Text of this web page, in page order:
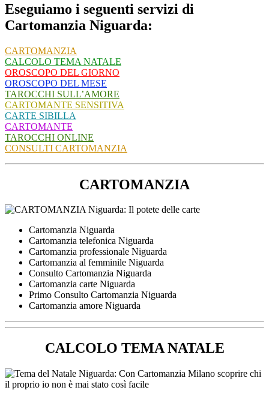
Eseguiamo i seguenti servizi di
Cartomanzia Niguarda:
CARTOMANZIA
CALCOLO TEMA NATALE
OROSCOPO DEL GIORNO
OROSCOPO DEL MESE
TAROCCHI SULL’AMORE
CARTOMANTE SENSITIVA
CARTE SIBILLA
CARTOMANTE
TAROCCHI ONLINE
CONSULTI CARTOMANZIA
CARTOMANZIA
Cartomanzia Niguarda
Cartomanzia telefonica Niguarda
Cartomanzia professionale Niguarda
Cartomanzia al femminile Niguarda
Consulto Cartomanzia Niguarda
Cartomanzia carte Niguarda
Primo Consulto Cartomanzia Niguarda
Cartomanzia amore Niguarda
CALCOLO TEMA NATALE